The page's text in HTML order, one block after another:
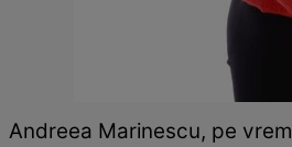
Andreea Marinescu, pe